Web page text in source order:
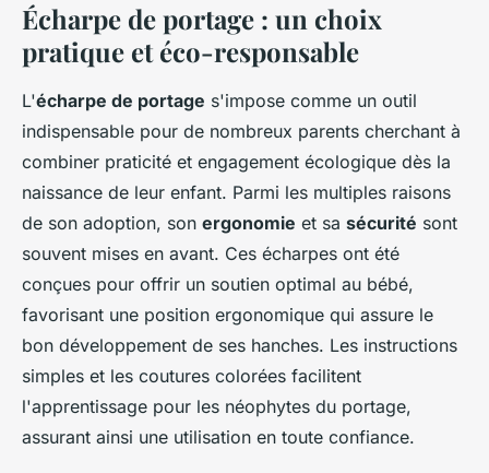
Écharpe de portage : un choix
pratique et éco-responsable
L'écharpe de portage s'impose comme un outil
indispensable pour de nombreux parents cherchant à
combiner praticité et engagement écologique dès la
naissance de leur enfant. Parmi les multiples raisons
de son adoption, son ergonomie et sa sécurité sont
souvent mises en avant. Ces écharpes ont été
conçues pour offrir un soutien optimal au bébé,
favorisant une position ergonomique qui assure le
bon développement de ses hanches. Les instructions
simples et les coutures colorées facilitent
l'apprentissage pour les néophytes du portage,
assurant ainsi une utilisation en toute confiance.